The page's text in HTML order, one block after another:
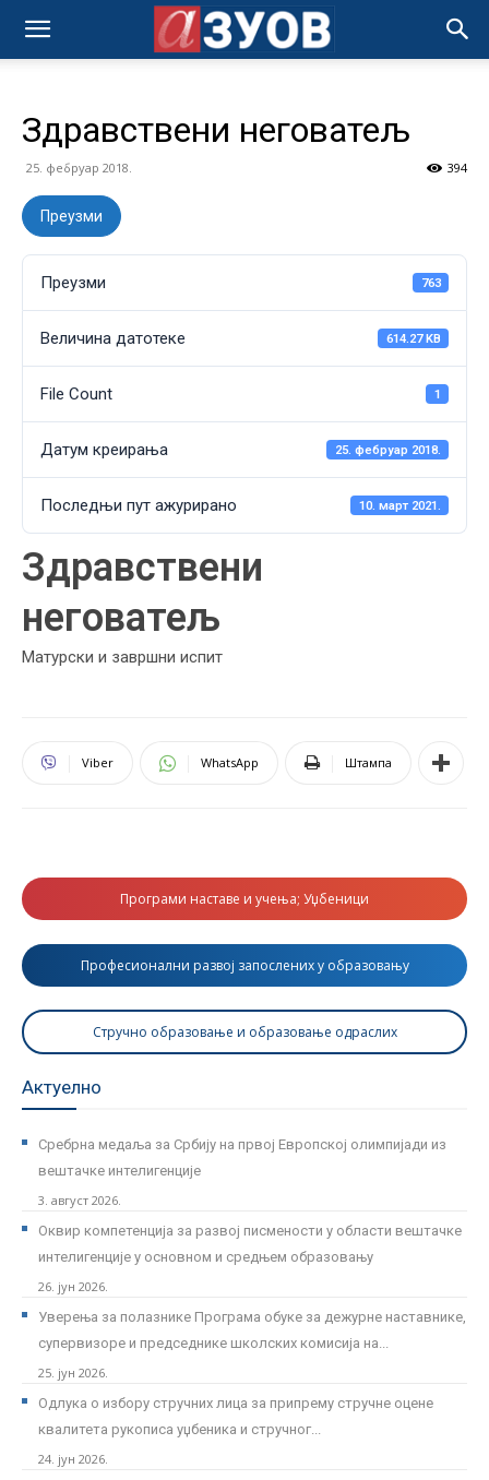
Здравствени неговатељ
25. фебруар 2018. 394
Преузми
Преузми 763
Величина датотеке 614.27 KB
File Count 1
Датум креирања 25. фебруар 2018.
Последњи пут ажурирано 10. март 2021.
Здравствени
неговатељ
Матурски и завршни испит
Viber WhatsApp Штампа
Програми наставе и учења; Уџбеници
Професионални развој запослених у образовању
Стручно образовање и образовање одраслих
Актуелно
Сребрна медаља за Србију на првој Европској олимпијади из
вештачке интелигенције
3. август 2026.
Оквир компетенција за развој писмености у области вештачке
интелигенције у основном и средњем образовању
26. јун 2026.
Уверења за полазнике Програмa обуке за дежурне наставнике,
супервизоре и председнике школских комисија на...
25. јун 2026.
Одлука о избору стручних лица за припрему стручне оцене
квалитета рукописа уџбеника и стручног...
24. јун 2026.